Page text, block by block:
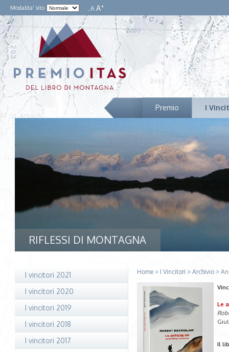
Modalita' sito -A A+
Premio I
RIFLESSI DI MONTAGNA
I vincitori 2021
I vincitori 2020
I vincitori 2019
I vincitori 2018
I vincitori 2017
Home > I Vincitori > Archivio >
Le
Il